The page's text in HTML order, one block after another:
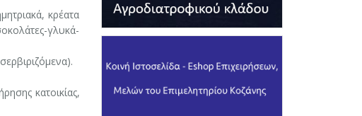
κρέατα
γλυκά-
κατοικίας,